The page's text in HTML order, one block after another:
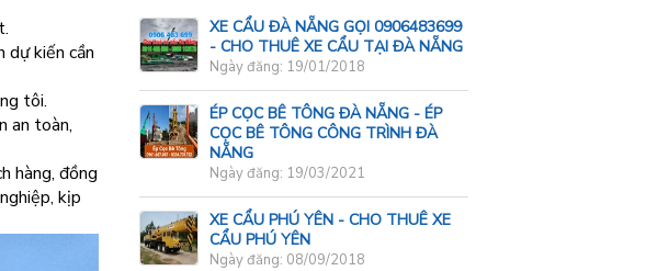
dự kiến cần
tôi.
an toàn,
hàng, đồng
kịp
XE CẨU ĐÀ NẴNG GỌI 0906483699
- CHO THUÊ XE CẨU TẠI ĐÀ NẴNG
Ngày đăng: 19/01/2018
ÉP CỌC BÊ TÔNG ĐÀ NẴNG - ÉP
CỌC BÊ TÔNG CÔNG TRÌNH ĐÀ
NẴNG
Ngày đăng: 19/03/2021
XE CẨU PHÚ YÊN - CHO THUÊ XE
CẨU PHÚ YÊN
Ngày đăng: 08/09/2018